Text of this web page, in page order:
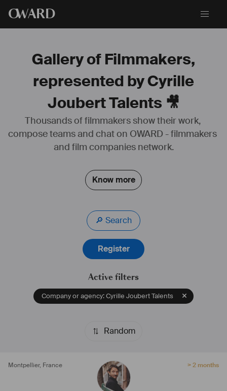
OWARD
Gallery of Filmmakers,
represented by Cyrille
Joubert Talents 🎥
Thousands of filmmakers show their work,
compose teams and chat on OWARD - filmmakers
and film companies network.
Know more
🔎 Search
Register
Active filters
Company or agency: Cyrille Joubert Talents
Random
Montpellier, France > 2 months
Je suis née en 1981
je mesure 1m73 pour 60 kg.
pour le reste, je vous laisse visionner mes bandes démos
https://youtu.be/mHAyIFpgzOE